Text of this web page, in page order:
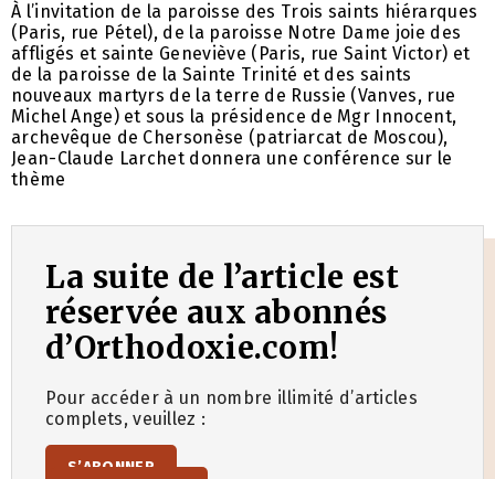
À l’invitation de la paroisse des Trois saints hiérarques
(Paris, rue Pétel), de la paroisse Notre Dame joie des
affligés et sainte Geneviève (Paris, rue Saint Victor) et
de la paroisse de la Sainte Trinité et des saints
nouveaux martyrs de la terre de Russie (Vanves, rue
Michel Ange) et sous la présidence de Mgr Innocent,
archevêque de Chersonèse (patriarcat de Moscou),
Jean-Claude Larchet donnera une conférence sur le
thème
La suite de l’article est
réservée aux abonnés
d’Orthodoxie.com!
Pour accéder à un nombre illimité d’articles
complets, veuillez :
S’ABONNER